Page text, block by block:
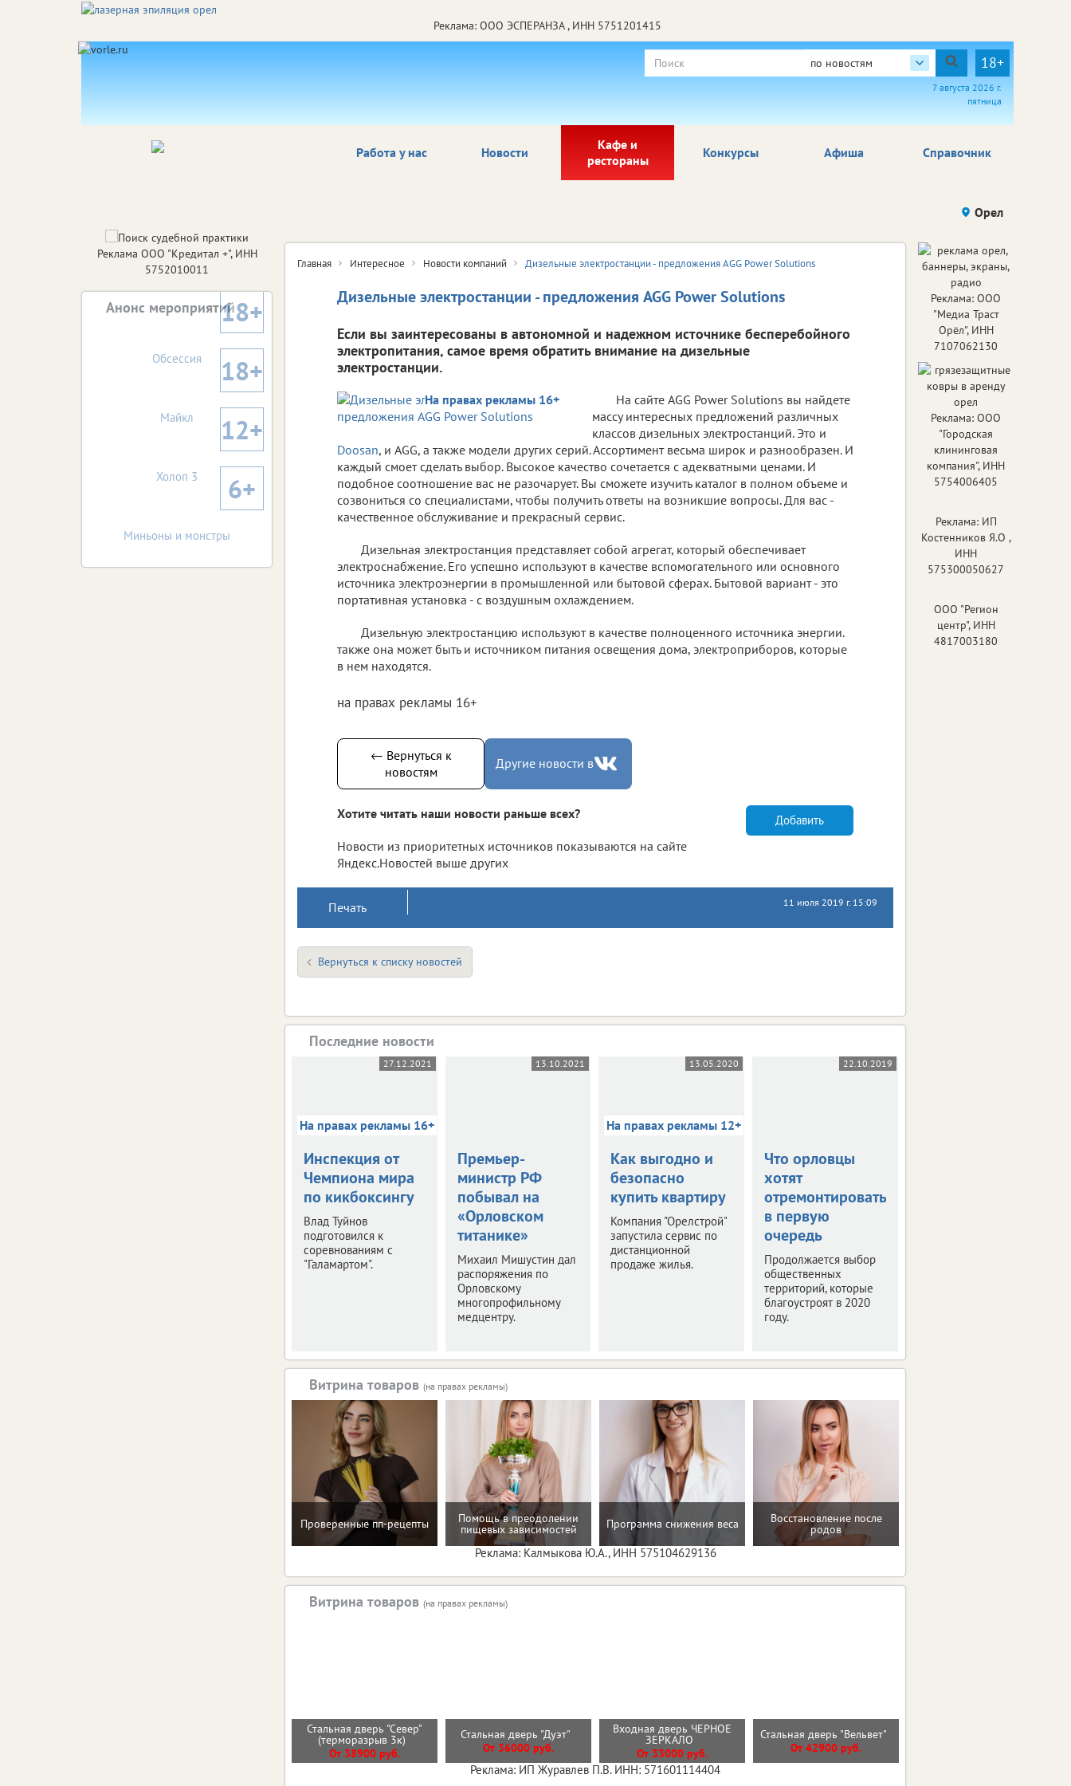
Реклама: ООО ЭСПЕРАНЗА , ИНН 5751201415
по новостям 18+
7 августа 2026 г.
пятница
Работа у нас Новости
Кафе и
рестораны
Афиша Справочник
Конкурсы
Орел
Главная Интересное Новости компаний Дизельные электростанции - предложения AGG Power Solutions
Дизельные электростанции - предложения AGG Power Solutions
Если вы заинтересованы в автономной и надежном источнике бесперебойного
электропитания, самое время обратить внимание на дизельные
электростанции.
На правах рекламы 16+
На сайте AGG Power Solutions вы найдете
массу интересных предложений различных
классов дизельных электростанций. Это и
Doosan, и AGG, а также модели других серий. Ассортимент весьма широк и разнообразен. И
каждый смоет сделать выбор. Высокое качество сочетается с адекватными ценами. И
подобное соотношение вас не разочарует. Вы сможете изучить каталог в полном объеме и
созвониться со специалистами, чтобы получить ответы на возникшие вопросы. Для вас -
качественное обслуживание и прекрасный сервис.
Дизельная электростанция представляет собой агрегат, который обеспечивает
электроснабжение. Его успешно используют в качестве вспомогательного или основного
источника электроэнергии в промышленной или бытовой сферах. Бытовой вариант - это
портативная установка - с воздушным охлаждением.
Дизельную электростанцию используют в качестве полноценного источника энергии.
также она может быть и источником питания освещения дома, электроприборов, которые
в нем находятся.
на правах рекламы 16+
← Вернуться к
новостям
Другие новости в
Хотите читать наши новости раньше всех?
Новости из приоритетных источников показываются на сайте
Яндекс.Новостей выше других
Добавить
Печать 11 июля 2019 г. 15:09
Вернуться к списку новостей
Последние новости
27.12.2021
На правах рекламы 16+
Инспекция от
Чемпиона мира
по кикбоксингу
Влад Туйнов
подготовился к
соревнованиям с
"Галамартом".
13.10.2021
Премьер-
министр РФ
побывал на
«Орловском
титанике»
Михаил Мишустин дал
распоряжения по
Орловскому
многопрофильному
медцентру.
13.05.2020
На правах рекламы 12+
Как выгодно и
безопасно
купить квартиру
Компания "Орелстрой"
запустила сервис по
дистанционной
продаже жилья.
22.10.2019
Что орловцы
хотят
отремонтировать
в первую
очередь
Продолжается выбор
общественных
территорий, которые
благоустроят в 2020
году.
Витрина товаров (на правах рекламы)
Проверенные пп-рецепты Помощь в преодолении
пищевых зависимостей Программа снижения веса Восстановление после
родов
Реклама: Калмыкова Ю.А., ИНН 575104629136
Витрина товаров (на правах рекламы)
Стальная дверь "Север"
(терморазрыв 3к)
От 38900 руб.
Стальная дверь "Дуэт"
От 36000 руб.
Входная дверь ЧЕРНОЕ
ЗЕРКАЛО
От 33000 руб.
Стальная дверь "Вельвет"
От 42900 руб.
Реклама: ИП Журавлев П.В. ИНН: 571601114404
Реклама ООО "Кредитал +", ИНН
5752010011
Анонс мероприятий18+
Обсессия 18+
Майкл 12+
Холоп 3 6+
Миньоны и монстры
Реклама: ООО
"Медиа Траст
Орёл", ИНН
7107062130
Реклама: ООО
"Городская
клининговая
компания", ИНН
5754006405
Реклама: ИП
Костенников Я.О ,
ИНН
575300050627
ООО "Регион
центр", ИНН
4817003180